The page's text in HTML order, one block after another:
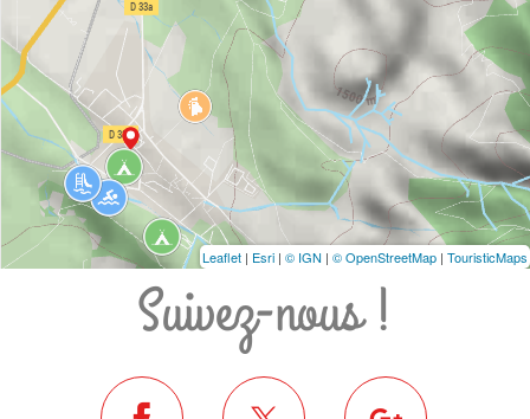
Leaflet | Esri | © IGN | © OpenStreetMap | TouristicMaps
Suivez-nous !